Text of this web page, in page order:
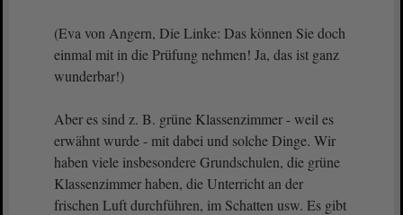
(Eva von Angern, Die Linke: Das können Sie doch
einmal mit in die Prüfung nehmen! Ja, das ist ganz
wunderbar!)
Aber es sind z. B. grüne Klassenzimmer - weil es
erwähnt wurde - mit dabei und solche Dinge. Wir
haben viele insbesondere Grundschulen, die grüne
Klassenzimmer haben, die Unterricht an der
frischen Luft durchführen, im Schatten usw. Es gibt